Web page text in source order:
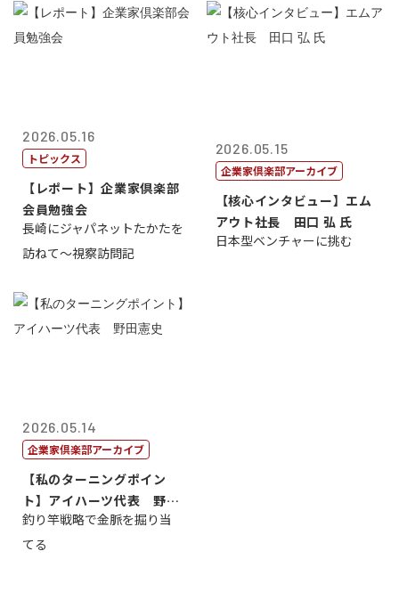
2026.05.16
トピックス
【レポート】企業家倶楽部
会員勉強会
長崎にジャパネットたかたを
訪ねて～視察訪問記
2026.05.15
企業家倶楽部アーカイブ
【核心インタビュー】エム
アウト社長 田口 弘 氏
日本型ベンチャーに挑む
2026.05.14
企業家倶楽部アーカイブ
【私のターニングポイン
ト】アイハーツ代表 野田
憲史
釣り竿戦略で金脈を掘り当
てる